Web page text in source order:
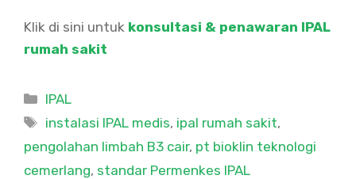
Klik di sini untuk konsultasi & penawaran IPAL
rumah sakit
Categories
IPAL
Tags
instalasi IPAL medis, ipal rumah sakit,
pengolahan limbah B3 cair, pt bioklin teknologi
cemerlang, standar Permenkes IPAL